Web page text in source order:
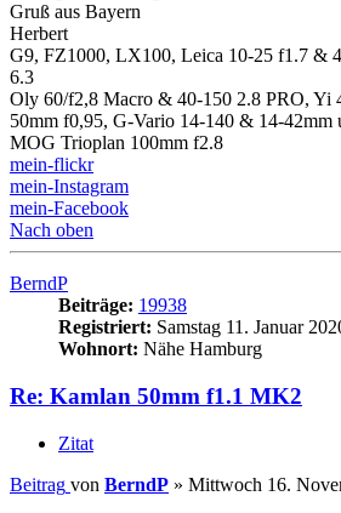
Gruß aus Bayern
Herbert
G9, FZ1000, LX100, Leica 10-25 f1.7 &
6.3
Oly 60/f2,8 Macro & 40-150 2.8 PRO, Yi
50mm f0,95, G-Vario 14-140 & 14-42mm
MOG Trioplan 100mm f2.8
mein-flickr
mein-Instagram
mein-Facebook
Nach oben
BerndP
Beiträge: 19938
Registriert: Samstag 11. Januar
Wohnort: Nähe Hamburg
Re: Kamlan 50mm f1.1 MK2
Zitat
Beitrag von BerndP » Mittwoch 16.